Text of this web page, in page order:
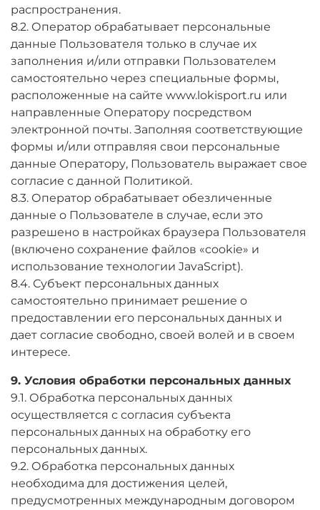
распространения.
8.2. Оператор обрабатывает персональные
данные Пользователя только в случае их
заполнения и/или отправки Пользователем
самостоятельно через специальные формы,
расположенные на сайте www.lokisport.ru или
направленные Оператору посредством
электронной почты. Заполняя соответствующие
формы и/или отправляя свои персональные
данные Оператору, Пользователь выражает свое
согласие с данной Политикой.
8.3. Оператор обрабатывает обезличенные
данные о Пользователе в случае, если это
разрешено в настройках браузера Пользователя
(включено сохранение файлов «cookie» и
использование технологии JavaScript).
8.4. Субъект персональных данных
самостоятельно принимает решение о
предоставлении его персональных данных и
дает согласие свободно, своей волей и в своем
интересе.
9. Условия обработки персональных данных
9.1. Обработка персональных данных
осуществляется с согласия субъекта
персональных данных на обработку его
персональных данных.
9.2. Обработка персональных данных
необходима для достижения целей,
предусмотренных международным договором